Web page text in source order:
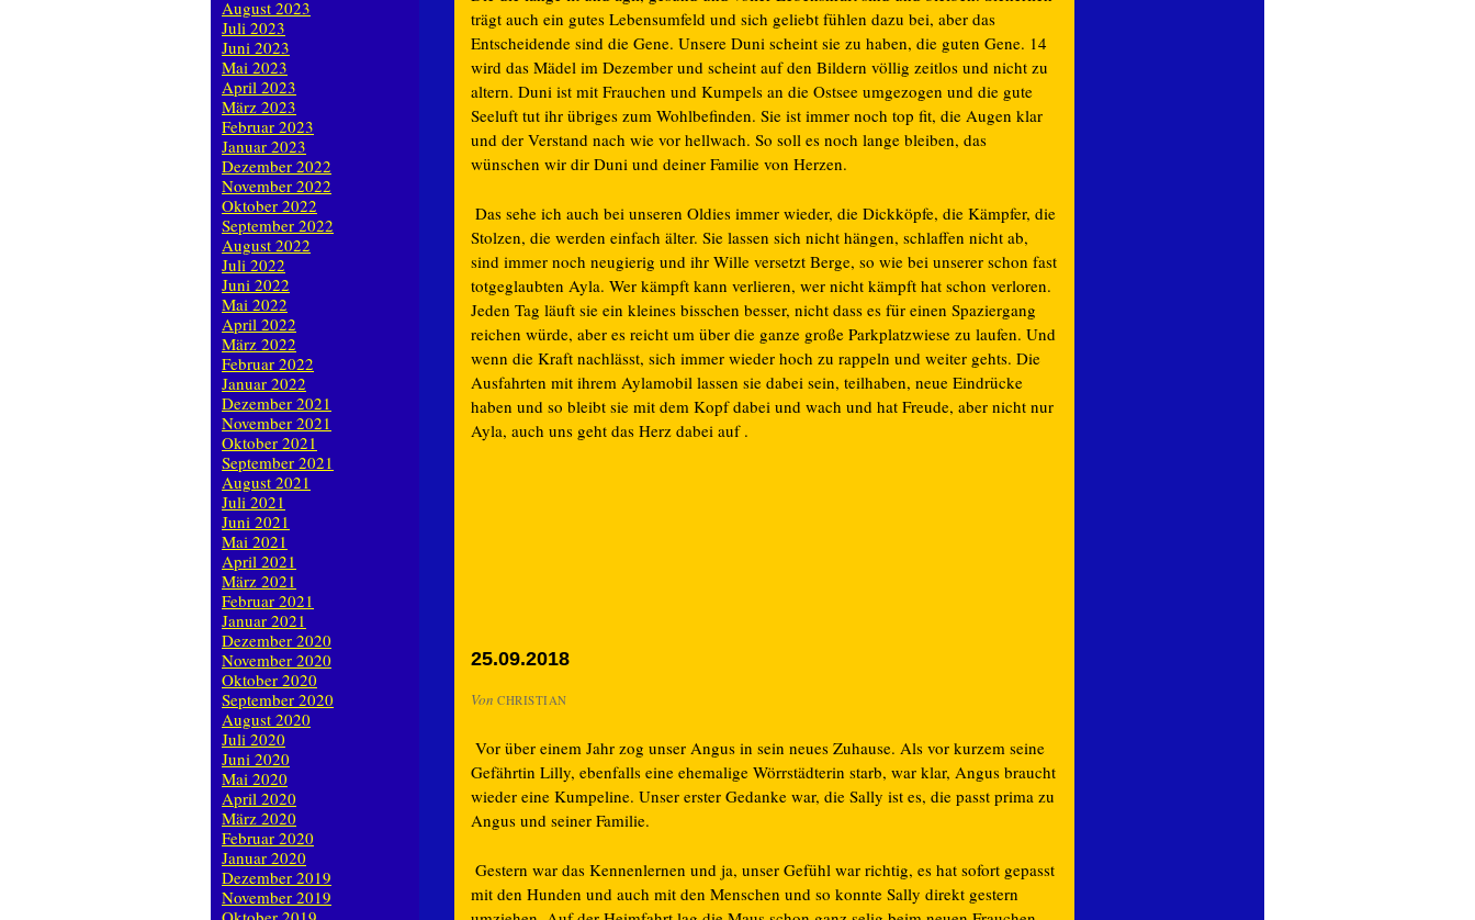
trägt auch ein gutes Lebensumfeld und sich geliebt fühlen dazu bei, aber das
Entscheidende sind die Gene. Unsere Duni scheint sie zu haben, die guten Gene. 14
wird das Mädel im Dezember und scheint auf den Bildern völlig zeitlos und nicht zu
altern. Duni ist mit Frauchen und Kumpels an die Ostsee umgezogen und die gute
Seeluft tut ihr übriges zum Wohlbefinden. Sie ist immer noch top fit, die Augen klar
und der Verstand nach wie vor hellwach. So soll es noch lange bleiben, das
wünschen wir dir Duni und deiner Familie von Herzen.
Das sehe ich auch bei unseren Oldies immer wieder, die Dickköpfe, die Kämpfer, die
Stolzen, die werden einfach älter. Sie lassen sich nicht hängen, schlaffen nicht ab,
sind immer noch neugierig und ihr Wille versetzt Berge, so wie bei unserer schon fast
totgeglaubten Ayla. Wer kämpft kann verlieren, wer nicht kämpft hat schon verloren.
Jeden Tag läuft sie ein kleines bisschen besser, nicht dass es für einen Spaziergang
reichen würde, aber es reicht um über die ganze große Parkplatzwiese zu laufen. Und
wenn die Kraft nachlässt, sich immer wieder hoch zu rappeln und weiter gehts. Die
Ausfahrten mit ihrem Aylamobil lassen sie dabei sein, teilhaben, neue Eindrücke
haben und so bleibt sie mit dem Kopf dabei und wach und hat Freude, aber nicht nur
Ayla, auch uns geht das Herz dabei auf .
25.09.2018
Von CHRISTIAN
Vor über einem Jahr zog unser Angus in sein neues Zuhause. Als vor kurzem seine
Gefährtin Lilly, ebenfalls eine ehemalige Wörrstädterin starb, war klar, Angus braucht
wieder eine Kumpeline. Unser erster Gedanke war, die Sally ist es, die passt prima zu
Angus und seiner Familie.
Gestern war das Kennenlernen und ja, unser Gefühl war richtig, es hat sofort gepasst
mit den Hunden und auch mit den Menschen und so konnte Sally direkt gestern
August 2023
Juli 2023
Juni 2023
Mai 2023
April 2023
März 2023
Februar 2023
Januar 2023
Dezember 2022
November 2022
Oktober 2022
September 2022
August 2022
Juli 2022
Juni 2022
Mai 2022
April 2022
März 2022
Februar 2022
Januar 2022
Dezember 2021
November 2021
Oktober 2021
September 2021
August 2021
Juli 2021
Juni 2021
Mai 2021
April 2021
März 2021
Februar 2021
Januar 2021
Dezember 2020
November 2020
Oktober 2020
September 2020
August 2020
Juli 2020
Juni 2020
Mai 2020
April 2020
März 2020
Februar 2020
Januar 2020
Dezember 2019
November 2019